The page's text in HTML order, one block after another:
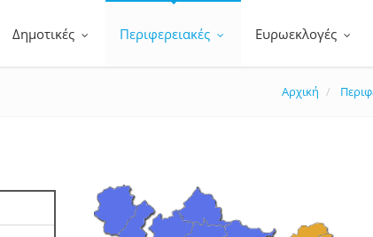
Δημοτικές Περιφερειακές Ευρωεκλογές
Αρχική